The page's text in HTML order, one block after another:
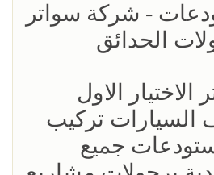
- شركة سواتر
الحدائق
الاول
السيارات تركيب
جميع